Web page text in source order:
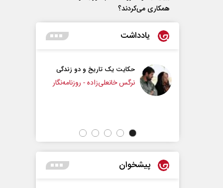
همکاری می‌کردند؟
یادداشت
حکایت یک تاریخ و دو زندگی
نرگس خانعلی‌زاده - روزنامه‌نگار
چرایی عقب‌نشینی ترامپ؟
پیشخوان